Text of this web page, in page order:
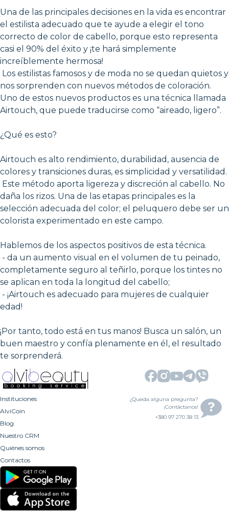
Una de las principales decisiones en la vida es encontrar
el estilista adecuado que te ayude a elegir el tono
correcto de color de cabello, porque esto representa
casi el 90% del éxito y ¡te hará simplemente
increíblemente hermosa!
Los estilistas famosos y de moda no se quedan quietos y
nos sorprenden con nuevos métodos de coloración.
Uno de estos nuevos productos es una técnica llamada
Airtouch, que puede traducirse como “aireado, ligero”.
¿Qué es esto?
Airtouch es alto rendimiento, durabilidad, ausencia de
colores y transiciones duras, es simplicidad y versatilidad.
Este método aporta ligereza y discreción al cabello. No
daña los rizos. Una de las etapas principales es la
selección adecuada del color; el peluquero debe ser un
colorista experimentado en este campo.
Hablemos de los aspectos positivos de esta técnica.
- da un aumento visual en el volumen de tu peinado,
completamente seguro al teñirlo, porque los tintes no
se aplican en toda la longitud del cabello;
- ¡Airtouch es adecuado para mujeres de cualquier
edad!
¡Por tanto, todo está en tus manos! Busca un salón, un
buen maestro y confía plenamente en él, el resultado
te sorprenderá.
Instituciones
AlviCoin
Blog
Nuestro CRM
Quiénes somos
Contactos
¿Queda alguna pregunta?
¡Contáctanos!
+380 97 270 38 13